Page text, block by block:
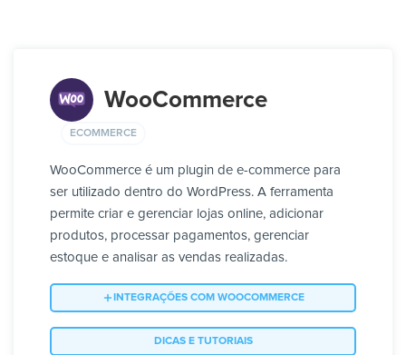
WooCommerce
ECOMMERCE
WooCommerce é um plugin de e-commerce para
ser utilizado dentro do WordPress. A ferramenta
permite criar e gerenciar lojas online, adicionar
produtos, processar pagamentos, gerenciar
estoque e analisar as vendas realizadas.
INTEGRAÇÕES COM WOOCOMMERCE
DICAS E TUTORIAIS